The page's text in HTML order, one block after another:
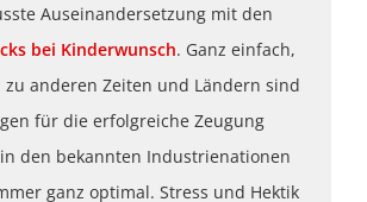
Auseinandersetzung mit den
bei Kinderwunsch. Ganz einfach,
zu anderen Zeiten und Ländern sind
für die erfolgreiche Zeugung
den bekannten Industrienationen
ganz optimal. Stress und Hektik